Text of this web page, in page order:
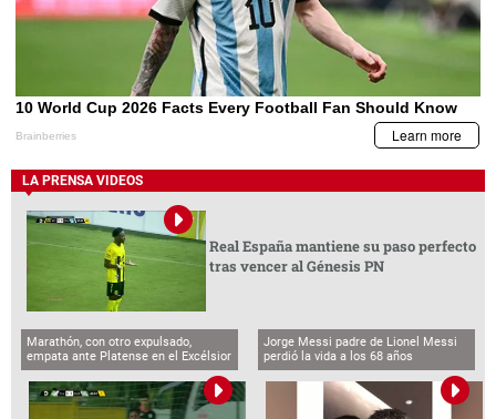
LA PRENSA VIDEOS
Real España mantiene su paso perfecto
tras vencer al Génesis PN
Marathón, con otro expulsado,
empata ante Platense en el Excélsior
Jorge Messi padre de Lionel Messi
perdió la vida a los 68 años